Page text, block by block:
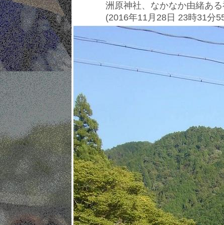
洲原神社、なかなか由緒あ
(2016年11月28日 23時31分